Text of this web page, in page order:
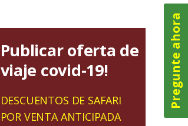
Publicar oferta de
viaje covid-19!
DESCUENTOS DE SAFARI
POR VENTA ANTICIPADA
Pregunte ahora